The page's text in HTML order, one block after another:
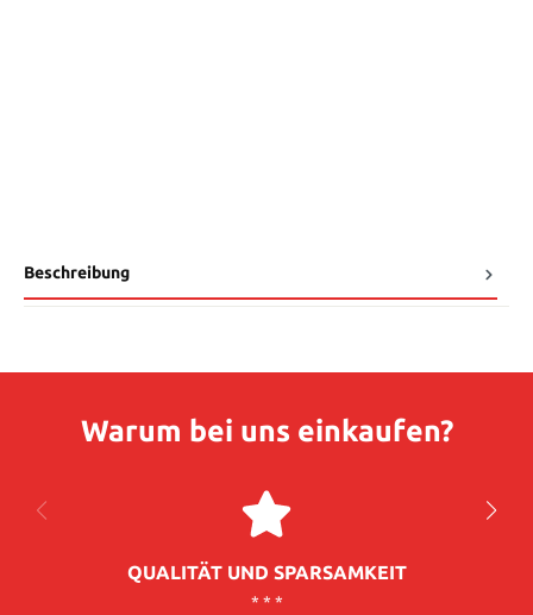
Beschreibung
Warum bei uns einkaufen?
QUALITÄT UND SPARSAMKEIT
* * *